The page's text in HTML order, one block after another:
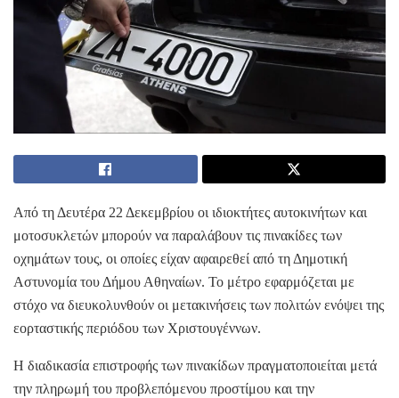
Από τη Δευτέρα 22 Δεκεμβρίου οι ιδιοκτήτες αυτοκινήτων και
μοτοσυκλετών μπορούν να παραλάβουν τις πινακίδες των
οχημάτων τους, οι οποίες είχαν αφαιρεθεί από τη Δημοτική
Αστυνομία του Δήμου Αθηναίων. Το μέτρο εφαρμόζεται με
στόχο να διευκολυνθούν οι μετακινήσεις των πολιτών ενόψει της
εορταστικής περιόδου των Χριστουγέννων.
Η διαδικασία επιστροφής των πινακίδων πραγματοποιείται μετά
την πληρωμή του προβλεπόμενου προστίμου και την